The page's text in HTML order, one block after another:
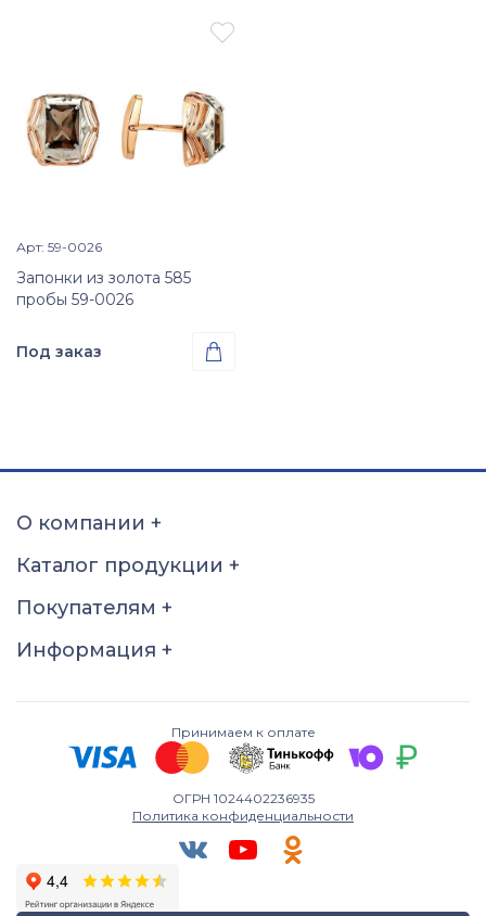

 Просмотр изделия
Арт: 59-0026
Запонки из золота 585
пробы 59-0026
Под заказ 
О компании +
Каталог продукции +
Покупателям +
Информация +
Принимаем к оплате
ОГРН 1024402236935
Политика конфиденциальности